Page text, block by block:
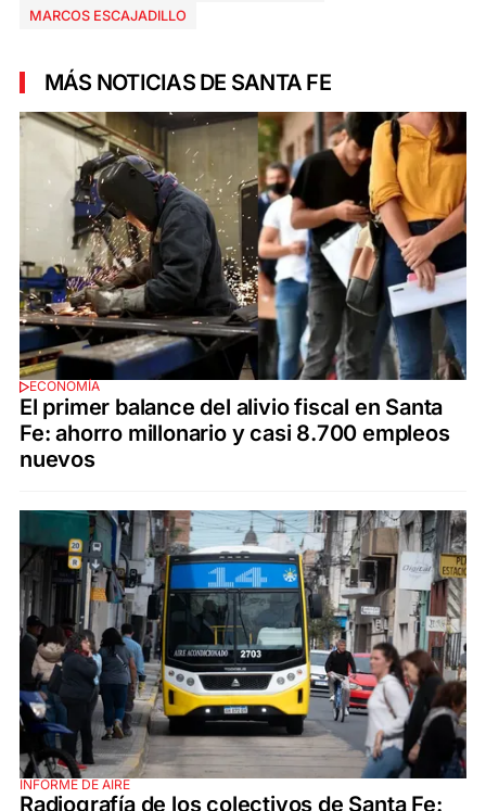
MARCOS ESCAJADILLO
MÁS NOTICIAS DE SANTA FE
ECONOMÍA
El primer balance del alivio fiscal en Santa
Fe: ahorro millonario y casi 8.700 empleos
nuevos
INFORME DE AIRE
Radiografía de los colectivos de Santa Fe: